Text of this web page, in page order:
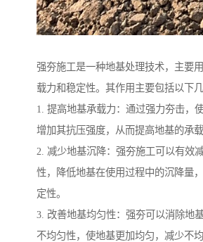
强夯施工是一种地基处理技术，主要
载力和稳定性。其作用主要包括以下几
1. 提高地基承载力：通过强力夯击，
增加其抗压强度，从而提高地基的承载
2. 减少地基沉降：强夯施工可以有效
性，降低地基在使用过程中的沉降量
定性。
3. 改善地基均匀性：强夯可以消除地
不均匀性，使地基更加均匀，减少不